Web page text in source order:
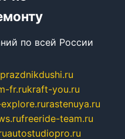
по всей России
prazdnikdushi.ru
fr.rukraft-you.ru
rastenuya.ru
freeride-team.ru
autostudiopro.ru